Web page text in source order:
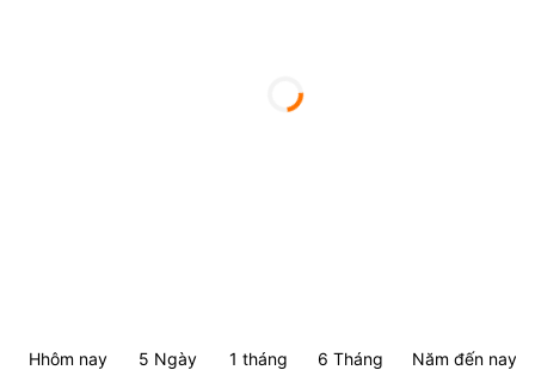
Hhôm nay
5 Ngày
1 tháng
6 Tháng
Năm đến nay